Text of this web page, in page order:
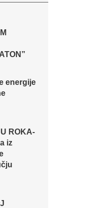
energije
ROKA-
iz